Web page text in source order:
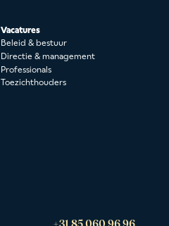
Vacatures
Beleid & bestuur
Directie & management
Professionals
Toezichthouders